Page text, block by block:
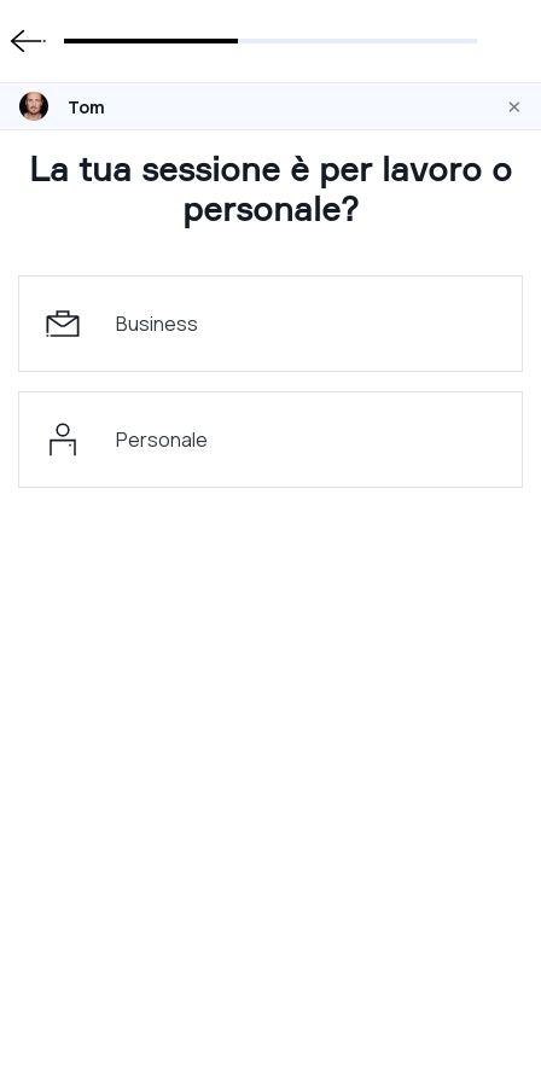
Tom ×
La tua sessione è per lavoro o
personale?
Business
Personale